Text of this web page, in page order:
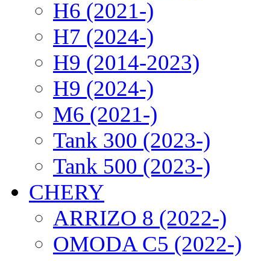
H6 (2021-)
H7 (2024-)
H9 (2014-2023)
H9 (2024-)
M6 (2021-)
Tank 300 (2023-)
Tank 500 (2023-)
CHERY
ARRIZO 8 (2022-)
OMODA C5 (2022-)